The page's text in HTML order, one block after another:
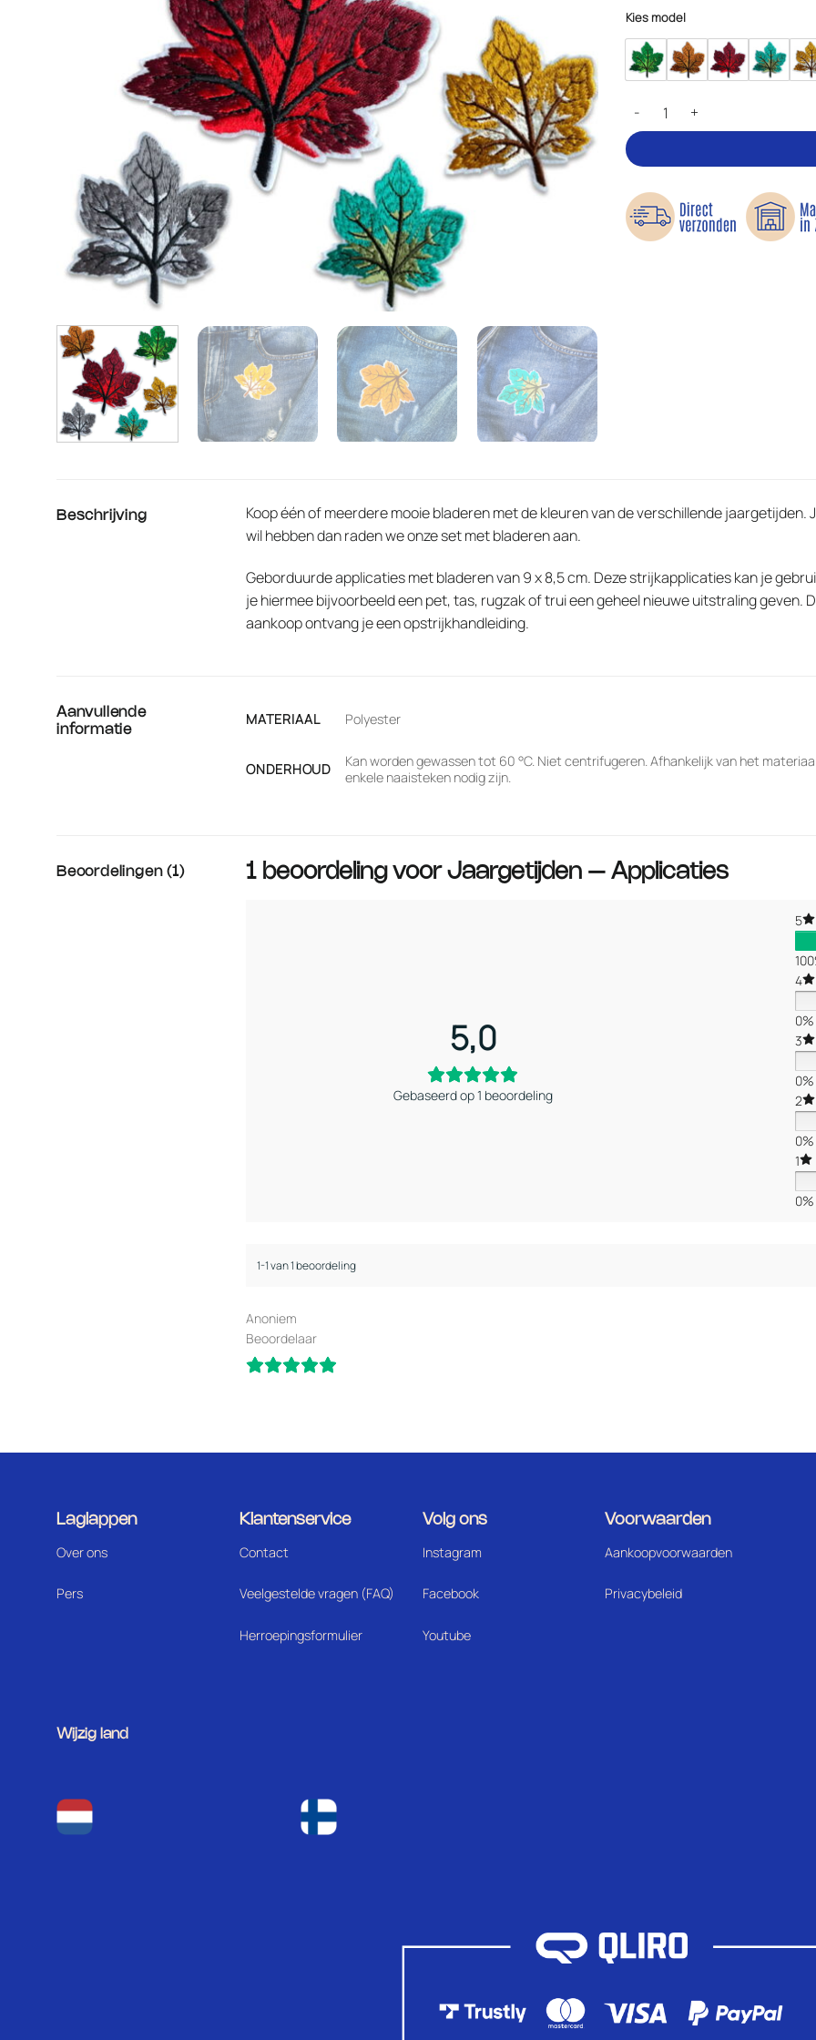
Kies model
Jaargetijden - Applicaties aantal
Beschrijving
Koop één of meerdere mooie bladeren met de kleuren van de verschillende jaargetijden.
wil hebben dan raden we onzeset met bladerenaan.
Geborduurde applicaties met bladeren van 9 x 8,5 cm. Deze strijkapplicaties kan je
je hiermee bijvoorbeeld een pet, tas, rugzak of trui een geheel nieuwe uitstraling geven.
aankoop ontvang je een opstrijkhandleiding.
Aanvullende
informatie
MATERIAAL Polyester
ONDERHOUD
Kan worden gewassen tot 60 °C. Niet centrifugeren. Afhankelijk van het
enkele naaisteken nodig zijn.
Beoordelingen (1) 1 beoordeling voorJaargetijden – Applicaties
5,0
Gebaseerd op 1 beoordeling
5
4
0%
3
0%
2
0%
1
0%
1-1 van 1 beoordeling
Anoniem
Beoordelaar
Laglappen
Over ons
Pers
Klantenservice
Contact
Veelgestelde vragen (FAQ)
Herroepingsformulier
Volg ons
Instagram
Facebook
Youtube
Voorwaarden
Aankoopvoorwaarden
Privacybeleid
Wijzig land